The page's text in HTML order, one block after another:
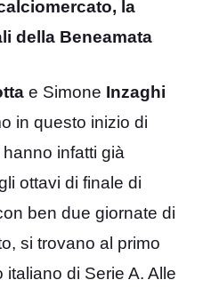
la
della Beneamata
e Simone Inzaghi
in questo inizio di
infatti già
ottavi di finale di
ben due giornate di
si trovano al primo
di Serie A. Alle